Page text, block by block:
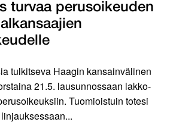
turvaa perusoikeuden
tulkitseva Haagin kansainvälinen
21.5. lausunnossaan lakko-
Tuomioistuin totesi